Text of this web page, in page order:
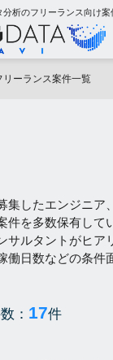
分析のフリーランス向け案
リーランス案件一覧
集したエンジニア
件を多数保有して
サルタントがヒア
働日数などの条件
： 17件